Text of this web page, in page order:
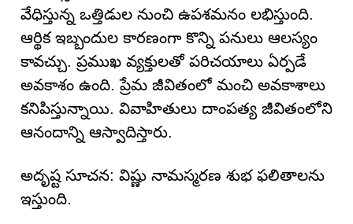
వేధిస్తున్న ఒత్తిడుల నుంచి ఉపశమనం లభిస్తుంది.
ఆర్థిక ఇబ్బందుల కారణంగా కొన్ని పనులు ఆలస్యం
కావచ్చు. ప్రముఖ వ్యక్తులతో పరిచయాలు ఏర్పడే
అవకాశం ఉంది. ప్రేమ జీవితంలో మంచి అవకాశాలు
కనిపిస్తున్నాయి. వివాహితులు దాంపత్య జీవితంలోని
ఆనందాన్ని ఆస్వాదిస్తారు.
అదృష్ట సూచన: విష్ణు నామస్మరణ శుభ ఫలితాలను
ఇస్తుంది.